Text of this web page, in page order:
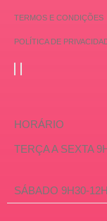
TERMOS E CONDIÇÕES
POLÍTICA DE
HORÁRIO
TERÇA A SEXTA
SÁBADO 9H30-